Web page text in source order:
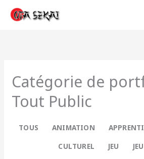
Aller
Catégorie de
Tout Public
TOUS ANIMATION
CULTUREL JEU